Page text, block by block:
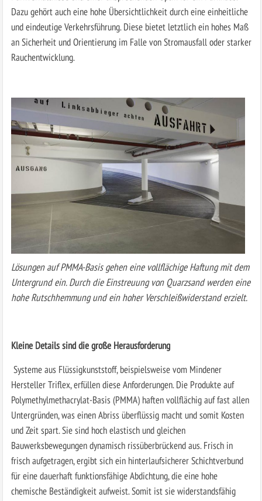
Dazu gehört auch eine hohe Übersichtlichkeit durch eine einheitliche
und eindeutige Verkehrsführung. Diese bietet letztlich ein hohes Maß
an Sicherheit und Orientierung im Falle von Stromausfall oder starker
Rauchentwicklung.
Lösungen auf PMMA-Basis gehen eine vollflächige Haftung mit dem
Untergrund ein. Durch die Einstreuung von Quarzsand werden eine
hohe Rutschhemmung und ein hoher Verschleißwiderstand erzielt.
Kleine Details sind die große Herausforderung
Systeme aus Flüssigkunststoff, beispielsweise vom Mindener
Hersteller Triflex, erfüllen diese Anforderungen. Die Produkte auf
Polymethylmethacrylat-Basis (PMMA) haften vollflächig auf fast allen
Untergründen, was einen Abriss überflüssig macht und somit Kosten
und Zeit spart. Sie sind hoch elastisch und gleichen
Bauwerksbewegungen dynamisch rissüberbrückend aus. Frisch in
frisch aufgetragen, ergibt sich ein hinterlaufsicherer Schichtverbund
für eine dauerhaft funktionsfähige Abdichtung, die eine hohe
chemische Beständigkeit aufweist. Somit ist sie widerstandsfähig